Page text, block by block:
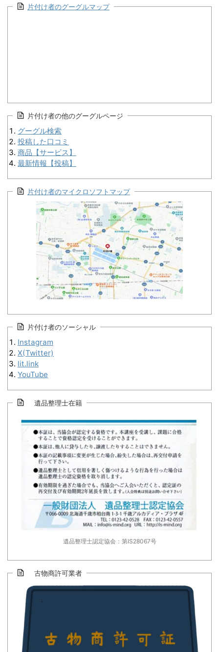
片付け者のグーグルマップ
片付け者の他のグーグルページ
グーグル検索
投稿した口コミ
商品【サービス】
最新情報【投稿】
片付け者のマイクロソフトマップ
片付け者のソーシャル
Instagram
X(Twitter)
lit.link
YouTube
遺品整理士在籍
遺品整理士認定協会：第IS28067号
古物商許可業者